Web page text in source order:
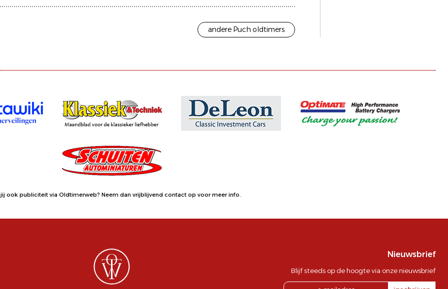
andere Puch oldtimers
jij ook publiciteit via Oldtimerweb? Neem dan vrijblijvend contact op voor meer info.
Nieuwsbrief
Blijf steeds op de hoogte via onze nieuwsbrief